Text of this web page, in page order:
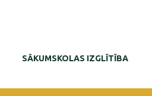
SĀKUMSKOLAS IZGLĪTĪBA